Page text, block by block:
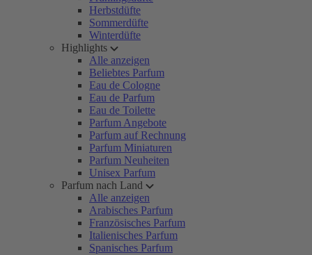
Herbstdüfte
Sommerdüfte
Winterdüfte
Highlights
Alle anzeigen
Beliebtes Parfum
Eau de Cologne
Eau de Parfum
Eau de Toilette
Parfum Angebote
Parfum auf Rechnung
Parfum Miniaturen
Parfum Neuheiten
Unisex Parfum
Parfum nach Land
Alle anzeigen
Arabisches Parfum
Französisches Parfum
Italienisches Parfum
Spanisches Parfum